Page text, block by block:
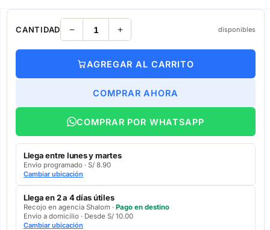
CANTIDAD disponibles
AGREGAR AL CARRITO
COMPRAR AHORA
COMPRAR POR WHATSAPP
Llega entre lunes y martes
Envío programado · S/ 8.90
Cambiar ubicación
Llega en 2 a 4 días útiles
Recojo en agencia Shalom · Pago en destino
Envío a domicilio · Desde S/ 10.00
Cambiar ubicación